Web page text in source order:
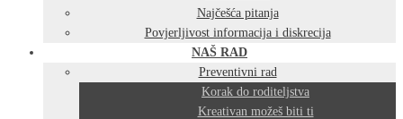
Najčešća pitanja
Povjerljivost informacija i diskrecija
NAŠ RAD
Preventivni rad
Korak do roditeljstva
Kreativan možeš biti ti